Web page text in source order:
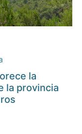
la
la provincia